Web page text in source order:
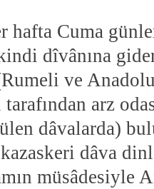
hafta Cuma
dîvânına
ve
tarafından arz
dâvalarda)
dâva
müsâdesiyle